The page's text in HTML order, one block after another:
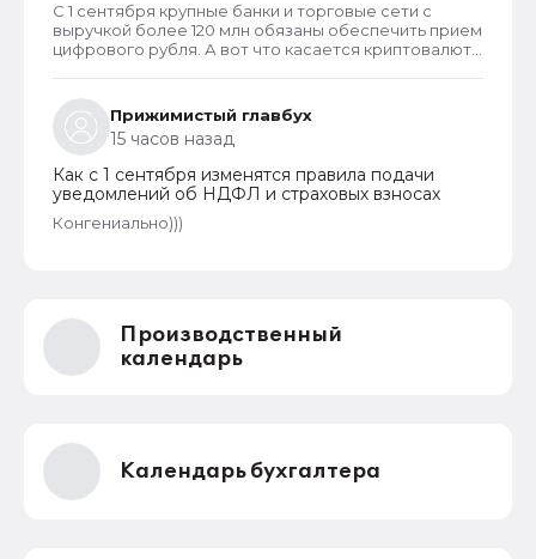
С 1 сентября крупные банки и торговые сети с
выручкой более 120 млн обязаны обеспечить прием
цифрового рубля. А вот что касается криптовалют,
использование в этом качестве внутри страны.
Прижимистый главбух
15 часов назад
Как с 1 сентября изменятся правила подачи
уведомлений об НДФЛ и страховых взносах
Конгениально)))
Производственный
календарь
Календарь бухгалтера